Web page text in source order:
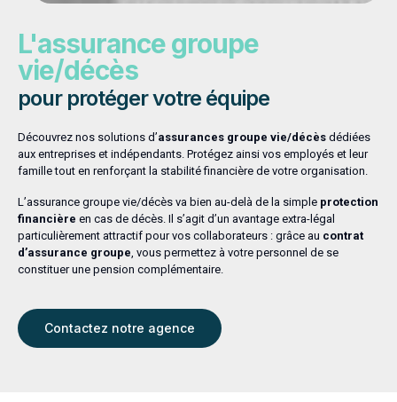
L'assurance groupe
vie/décès
pour protéger votre équipe
Découvrez nos solutions d’assurances groupe vie/décès dédiées
aux entreprises et indépendants. Protégez ainsi vos employés et leur
famille tout en renforçant la stabilité financière de votre organisation.
L’assurance groupe vie/décès va bien au-delà de la simple protection
financière en cas de décès. Il s’agit d’un avantage extra-légal
particulièrement attractif pour vos collaborateurs : grâce au contrat
d’assurance groupe, vous permettez à votre personnel de se
constituer une pension complémentaire.
Contactez notre agence